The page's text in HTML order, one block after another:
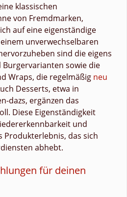
klassischen
von Fremdmarken,
auf eine eigenständige
unverwechselbaren
sind die eigens
Burgervarianten sowie die
Wraps, die regelmäßig neu
Desserts, etwa in
dazs, ergänzen das
Diese Eigenständigkeit
und
Produkterlebnis, das sich
abhebt.
für deinen